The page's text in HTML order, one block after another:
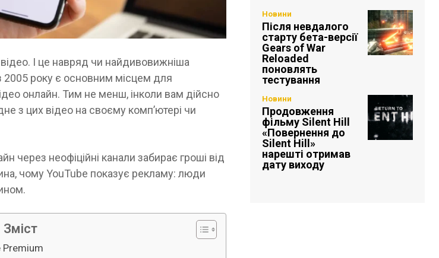
І це навряд чи найдивовижніша
2005 року є основним місцем для
онлайн. Тим не менш, інколи вам дійсно
з цих відео на своєму комп’ютері чи
через неофіційні канали забирає гроші від
чому YouTube показує рекламу: люди
Зміст
Premium
Новини
Після невдалого
старту бета-версії
Gears of War
Reloaded
поновлять
тестування
Новини
Продовження
фільму Silent Hill
«Повернення до
Silent Hill»
нарешті отримав
дату виходу